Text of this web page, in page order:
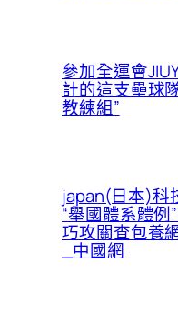
參加全運會
計的這支壘球
教練組”
japan(日本)科
“舉國體系體
巧攻關查包養
_中國網